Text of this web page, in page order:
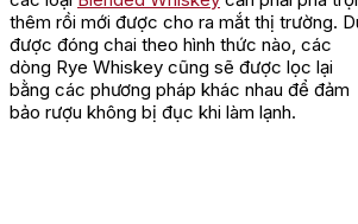
thêm rồi mới được cho ra mắt thị trường.
được đóng chai theo hình thức nào, các
dòng Rye Whiskey cũng sẽ được lọc lại
bằng các phương pháp khác nhau để đảm
bảo rượu không bị đục khi làm lạnh.